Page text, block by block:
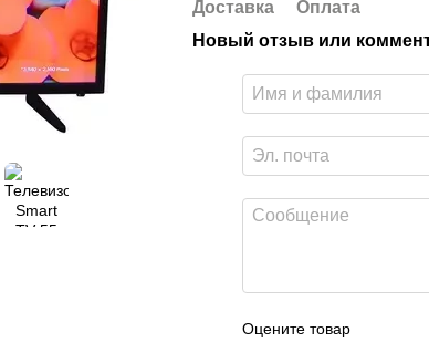
Доставка
Оплата
Новый отзыв или
Оцените товар